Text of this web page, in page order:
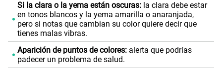
Si la clara o la yema están oscuras:la clara debe estar
en tonos blancos y la yema amarilla o anaranjada,
pero si notas que cambian su color quiere decir que
tienes malas vibras.
Aparición de puntos de colores:alerta que podrías
padecer un problema de salud.